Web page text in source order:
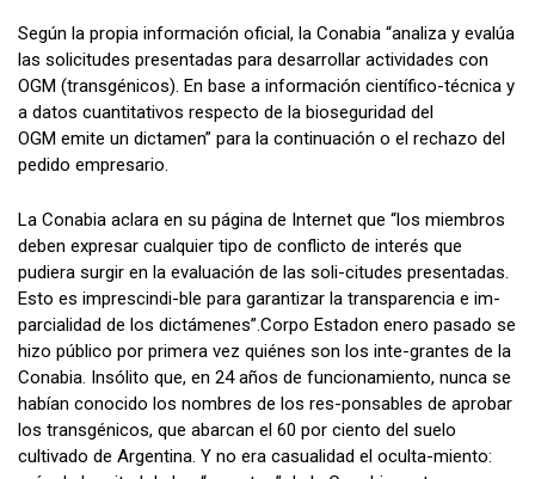
Según la propia información oficial, la Conabia “analiza y evalúa
las solicitudes presentadas para desarrollar actividades con
OGM (transgénicos). En base a información científico-técnica y
a datos cuantitativos respecto de la bioseguridad del
OGM emite un dictamen” para la continuación o el rechazo del
pedido empresario.
La Conabia aclara en su página de Internet que “los miembros
deben expresar cualquier tipo de conflicto de interés que
pudiera surgir en la evaluación de las soli-citudes presentadas.
Esto es imprescindi-ble para garantizar la transparencia e im-
parcialidad de los dictámenes”.Corpo Estadon enero pasado se
hizo público por primera vez quiénes son los inte-grantes de la
Conabia. Insólito que, en 24 años de funcionamiento, nunca se
habían conocido los nombres de los res-ponsables de aprobar
los transgénicos, que abarcan el 60 por ciento del suelo
cultivado de Argentina. Y no era casualidad el oculta-miento: